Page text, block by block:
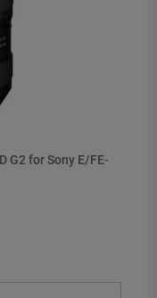
G2 for Sony E/FE-